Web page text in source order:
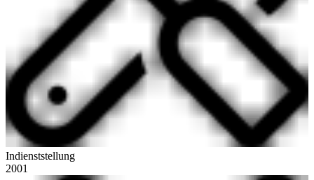
Indienststellung
2001